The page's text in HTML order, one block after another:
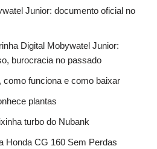
Junior: documento oficial no
Digital Mobywatel Junior:
burocracia no passado
como funciona e como baixar
plantas
turbo do Nubank
Honda CG 160 Sem Perdas